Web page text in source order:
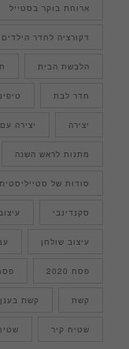
ארוחת בוקר בסטייל
דקורציה לחדר הילדים
הלבשת הבית
חדר לבת
יצירה יצירה
מתנות לראש השנה
סודות של סטייליסטית
סקנדינבי
עיצוב שולחן
פסח 2020
קשת קשת בענן
שטיח קיר